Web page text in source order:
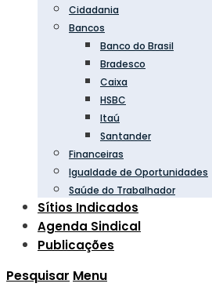
Cidadania
Bancos
Banco do Brasil
Bradesco
Caixa
HSBC
Itaú
Santander
Financeiras
Igualdade de Oportunidades
Saúde do Trabalhador
Sítios Indicados
Agenda Sindical
Publicações
Pesquisar Menu